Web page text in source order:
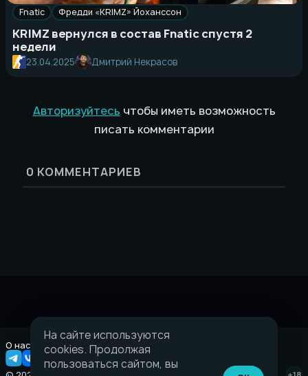
Fnatic Фредди «KRIMZ» Йоханссон
KRIMZ вернулся в состав Fnatic спустя 2
недели
23.04.2025 Дмитрий Некрасов
Авторизуйтесь чтобы иметь возможность
писать комментарии
0 КОММЕНТАРИЕВ
О нас Правовая информация
На сайте используются
cookies. Продолжая
пользоваться сайтом, вы